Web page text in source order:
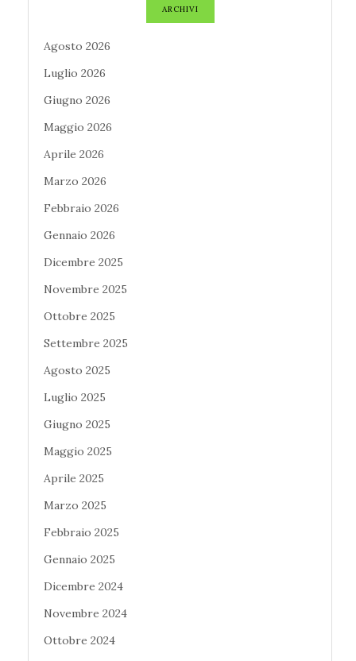
ARCHIVI
Agosto 2026
Luglio 2026
Giugno 2026
Maggio 2026
Aprile 2026
Marzo 2026
Febbraio 2026
Gennaio 2026
Dicembre 2025
Novembre 2025
Ottobre 2025
Settembre 2025
Agosto 2025
Luglio 2025
Giugno 2025
Maggio 2025
Aprile 2025
Marzo 2025
Febbraio 2025
Gennaio 2025
Dicembre 2024
Novembre 2024
Ottobre 2024